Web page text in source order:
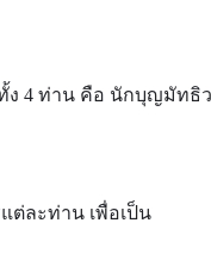
ง 4 ท่าน คือ นักบุญมัทธิว
ต่ละท่าน เพื่อเป็น